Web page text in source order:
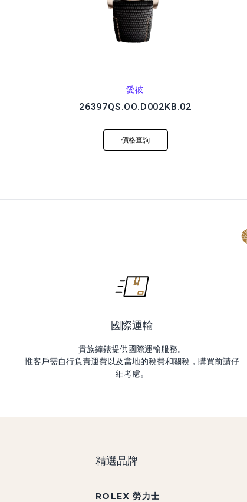
愛彼
26397QS.OO.D002KB.02
價格查詢
國際運輸
貴族鐘錶提供國際運輸服務。
惟客戶需自行負責運費以及當地的稅費和關稅，購買前請仔
細考慮。
精選品牌
ROLEX 勞力士